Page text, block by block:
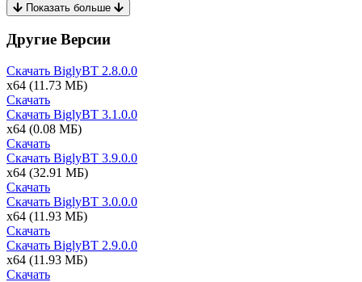
Показать больше
Другие Версии
Скачать BiglyBT 2.8.0.0
x64 (11.73 МБ)
Скачать
Скачать BiglyBT 3.1.0.0
x64 (0.08 МБ)
Скачать
Скачать BiglyBT 3.9.0.0
x64 (32.91 МБ)
Скачать
Скачать BiglyBT 3.0.0.0
x64 (11.93 МБ)
Скачать
Скачать BiglyBT 2.9.0.0
x64 (11.93 МБ)
Скачать